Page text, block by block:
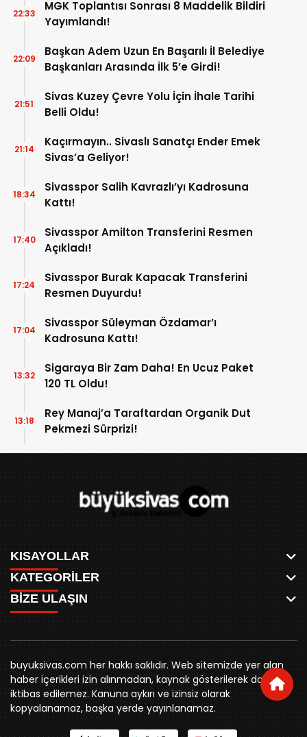
MGK Toplantısı Sonrası 8 Maddelik Bildiri
Yayımlandı!
22:33
Başkan Adem Uzun En Başarılı İl Belediye
Başkanları Arasında İlk 5’e Girdi!
22:09
Sivas Kuzey Çevre Yolu İçin İhale Tarihi
Belli Oldu!
21:51
Kaçırmayın.. Sivaslı Sanatçı Ender Emek
Sivas’a Geliyor!
21:14
Sivasspor Salih Kavrazlı’yı Kadrosuna
Kattı!
18:34
Sivasspor Amilton Transferini Resmen
Açıkladı!
17:40
Sivasspor Burak Kapacak Transferini
Resmen Duyurdu!
17:24
Sivasspor Süleyman Özdamar’ı
Kadrosuna Kattı!
17:04
Sigaraya Bir Zam Daha! En Ucuz Paket
120 TL Oldu!
13:32
Rey Manaj’a Taraftardan Organik Dut
Pekmezi Sürprizi!
13:18
KISAYOLLAR
ANASAYFA
AKSU CANLI
MEYDAN CANLI
MEDRESELER CANLI
MERAKÜM CANLI
YUKARI TEKKE CANLI
KURUMSAL KİMLİK
REKLAM FİYATLARI
BİZE ULAŞIN
KÜNYE
KATEGORİLER
WHATSAPP
SPOR
SİYASET
BELEDİYE
SİVAS VALİLİĞİ
ÜNİVERSİTE
KURUMLAR
STK
YORUM
BİZE ULAŞIN
0346 221 00 60
buyuksivashaber@gmail.com
Örtülüpınar Mah. İnönü Bulvarı Özkahya Apt. Kat:3 D:7
Sivas
buyuksivas.com her hakkı saklıdır. Web sitemizde yer alan
haber içerikleri izin alınmadan, kaynak gösterilerek dahi
iktibas edilemez. Kanuna aykırı ve izinsiz olarak
kopyalanamaz, başka yerde yayınlanamaz.